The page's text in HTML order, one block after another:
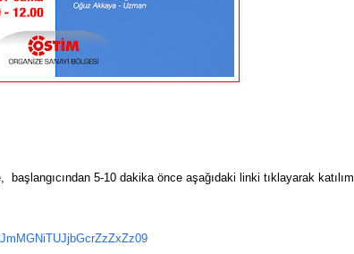
5-10 dakika önce aşağıdaki linki tıklayarak katılım